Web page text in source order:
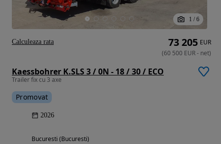
1 / 6
Kaessbohrer K.SLS 3 / 0N - 18 / 30 / ECO
Trailer fix cu 3 axe
Promovat
2026
Bucuresti (Bucuresti)
73 205 EUR
(60 500 EUR- net)
Calculeaza rata